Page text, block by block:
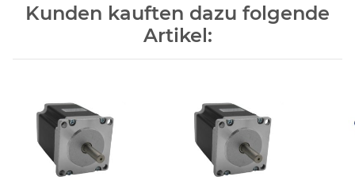
Kunden kauften dazu folgende
Artikel: